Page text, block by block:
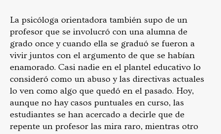
La psicóloga orientadora también supo de un
profesor que se involucró con una alumna de
grado once y cuando ella se graduó se fueron a
vivir juntos con el argumento de que se habían
enamorado. Casi nadie en el plantel educativo lo
consideró como un abuso y las directivas actuales
lo ven como algo que quedó en el pasado. Hoy,
aunque no hay casos puntuales en curso, las
estudiantes se han acercado a decirle que de
repente un profesor las mira raro, mientras otro